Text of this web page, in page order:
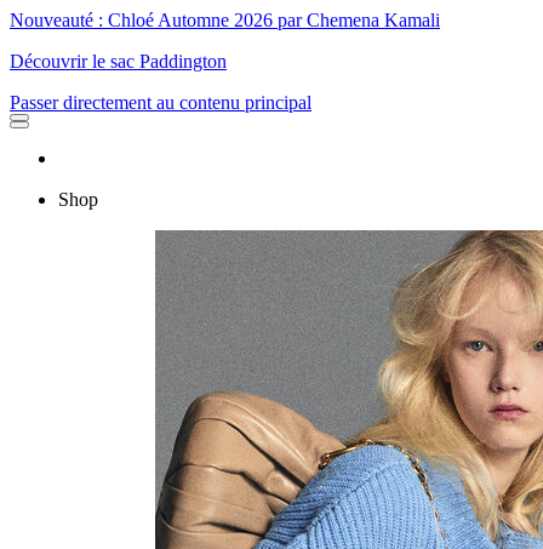
Nouveauté : Chloé Automne 2026 par Chemena Kamali
Découvrir le sac Paddington
Passer directement au contenu principal
Shop